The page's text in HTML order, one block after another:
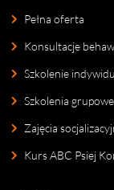
k
f
a
Pełna oferta
Konsultacje
Szkolenie
Szkolenia grupowe
Zajęcia
Kurs ABC Psiej